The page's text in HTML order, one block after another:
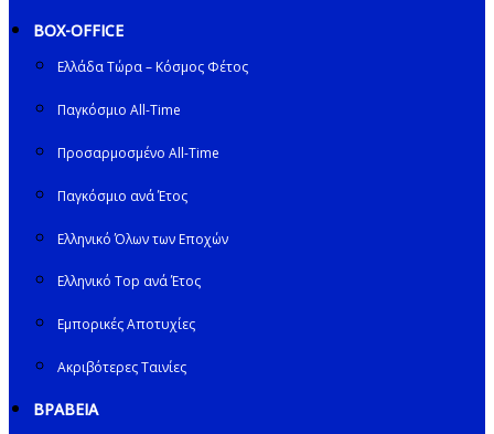
BOX-OFFICE
Ελλάδα Τώρα – Κόσμος Φέτος
Παγκόσμιο All-Time
Προσαρμοσμένο All-Time
Παγκόσμιο ανά Έτος
Ελληνικό Όλων των Εποχών
Ελληνικό Top ανά Έτος
Εμπορικές Αποτυχίες
Ακριβότερες Ταινίες
ΒΡΑΒΕΙΑ